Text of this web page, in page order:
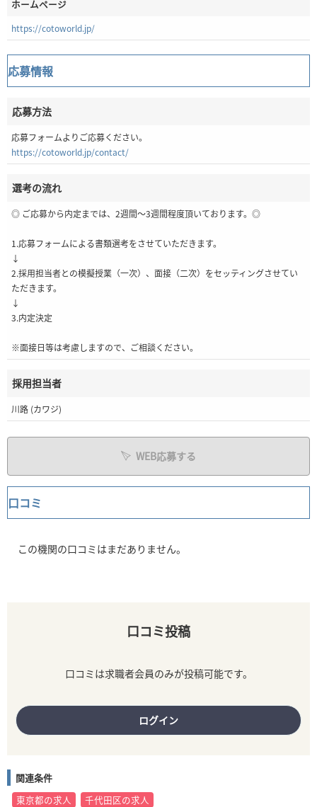
ホームページ
https://cotoworld.jp/
応募情報
応募方法
応募フォームよりご応募ください。
https://cotoworld.jp/contact/
選考の流れ
◎ ご応募から内定までは、2週間～3週間程度頂いております。◎
1.応募フォームによる書類選考をさせていただきます。
↓
2.採用担当者との模擬授業（一次）、面接（二次）をセッティングさせてい
ただきます。
↓
3.内定決定
※面接日等は考慮しますので、ご相談ください。
採用担当者
川路 (カワジ)
WEB応募する
口コミ
この機関の口コミはまだありません。
口コミ投稿
口コミは求職者会員のみが投稿可能です。
ログイン
関連条件
東京都の求人
千代田区の求人